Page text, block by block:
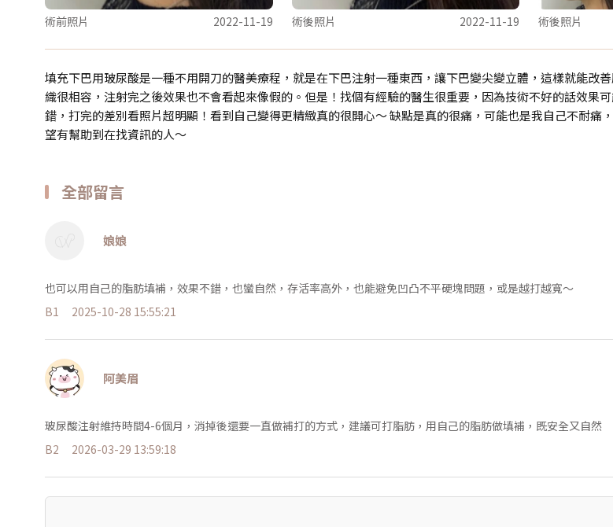
術前照片 2022-11-19 術後照片 2022-11-19 術後照片
填充下巴用玻尿酸是一種不用開刀的醫美療程，就是在下巴注射一種東西，讓下巴變尖變立體，這樣就能改
織很相容，注射完之後效果也不會看起來像假的。但是！找個有經驗的醫生很重要，因為技術不好的話效果
錯，打完的差別看照片超明顯！看到自己變得更精緻真的很開心～ 缺點是真的很痛，可能也是我自己不耐
望有幫助到在找資訊的人～
全部留言
娘娘
也可以用自己的脂肪填補，效果不錯，也蠻自然，存活率高外，也能避免凹凸不平硬塊問題，或是越打越寬～
B1
2025-10-28 15:55:21
阿美眉
玻尿酸注射維持時間4-6個月，消掉後還要一直做補打的方式，建議可打脂肪，用自己的脂肪做填補，既安全又自然
B2
2026-03-29 13:59:18